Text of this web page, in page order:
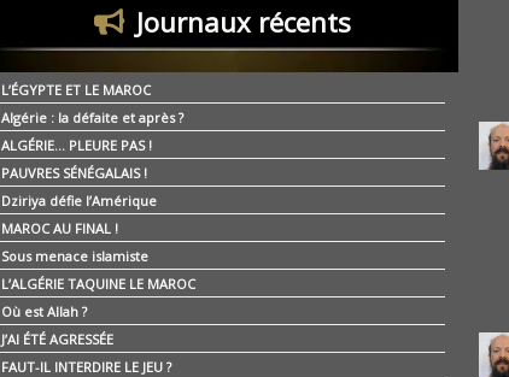
Journaux récents
L’ÉGYPTE ET LE MAROC
Algérie : la défaite et après ?
ALGÉRIE… PLEURE PAS !
PAUVRES SÉNÉGALAIS !
Dziriya défie l’Amérique
MAROC AU FINAL !
Sous menace islamiste
L’ALGÉRIE TAQUINE LE MAROC
Où est Allah ?
J’AI ÉTÉ AGRESSÉE
FAUT-IL INTERDIRE LE JEU ?